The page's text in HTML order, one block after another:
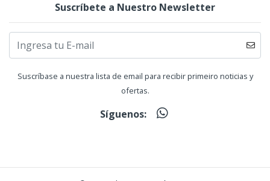
Suscríbete a Nuestro Newsletter
Suscríbase a nuestra lista de email para recibir primeiro noticias y
ofertas.
Síguenos: